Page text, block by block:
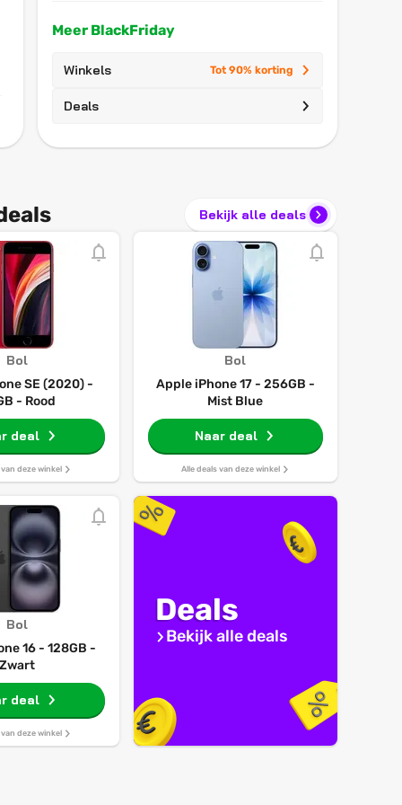
Meer BlackFriday
Winkels Tot 90% korting
Deals
Bekijk alle deals
Bol
SE (2020) -
- Rood
deal
deze winkel
Bol
Apple iPhone 17 - 256GB -
Mist Blue
Naar deal
Alle deals van deze winkel
Bol
16 - 128GB -
Zwart
deal
deze winkel
Deals
Bekijk alle deals